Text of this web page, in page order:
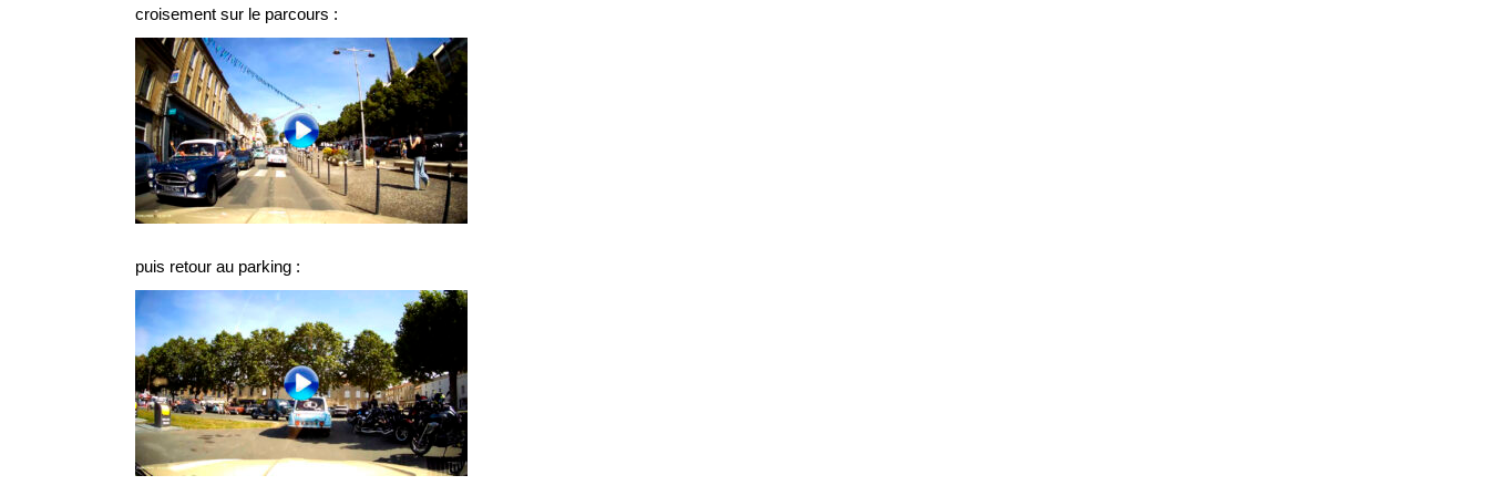
croisement sur le parcours :
puis retour au parking :